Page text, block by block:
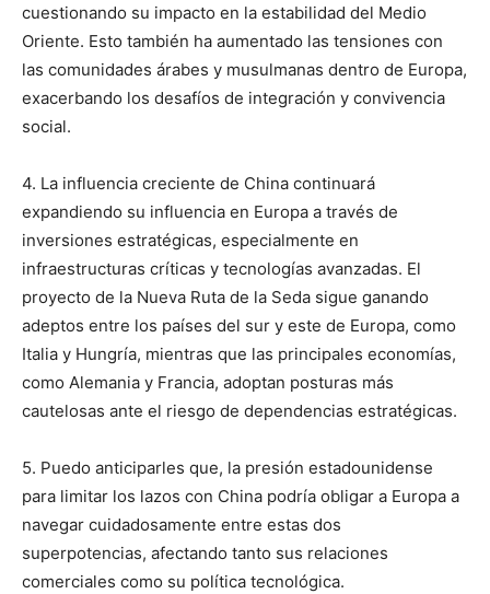
cuestionando su impacto en la estabilidad del Medio
Oriente. Esto también ha aumentado las tensiones con
las comunidades árabes y musulmanas dentro de Europa,
exacerbando los desafíos de integración y convivencia
social.
4. La influencia creciente de China continuará
expandiendo su influencia en Europa a través de
inversiones estratégicas, especialmente en
infraestructuras críticas y tecnologías avanzadas. El
proyecto de la Nueva Ruta de la Seda sigue ganando
adeptos entre los países del sur y este de Europa, como
Italia y Hungría, mientras que las principales economías,
como Alemania y Francia, adoptan posturas más
cautelosas ante el riesgo de dependencias estratégicas.
5. Puedo anticiparles que, la presión estadounidense
para limitar los lazos con China podría obligar a Europa a
navegar cuidadosamente entre estas dos
superpotencias, afectando tanto sus relaciones
comerciales como su política tecnológica.